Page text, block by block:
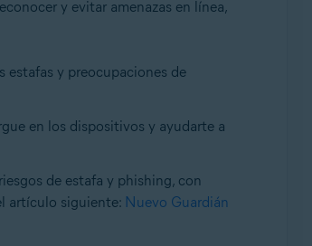
y evitar amenazas en línea,
estafas y preocupaciones de
en los dispositivos y ayudarte a
de estafa y phishing, con
artículo siguiente: Nuevo Guardián